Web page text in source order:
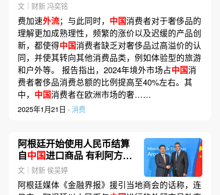
文｜财新 冯奕铭
费加速外流；与此同时， 中国消费者对于奢侈品的
理解更加成熟理性，频繁的涨价以及迟缓的产品创
新，都使得中国消费者缺乏对奢侈品过高溢价的认
同，并使其转向其他消费品类，例如体验型的旅游
和户外等。 报告指出，2024年境外市场占中国消
费者奢侈品消费总额的比例提高至40%左右。其
中， 中国消费者在欧洲市场的奢……
2025年1月21日 · 消费
阿根廷开始使用人民币结算
自中国进口商品 有利阿方度
过美元外流压力
文｜财新 侯吴婷
阿根廷媒体《金融界报》援引当地商会的话称，连